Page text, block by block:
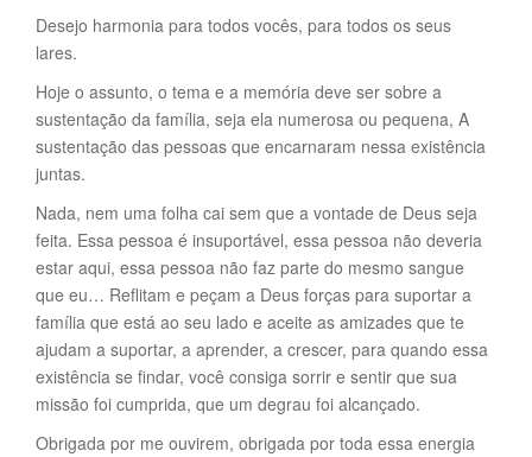
Desejo harmonia para todos vocês, para todos os seus
lares.
Hoje o assunto, o tema e a memória deve ser sobre a
sustentação da família, seja ela numerosa ou pequena, A
sustentação das pessoas que encarnaram nessa existência
juntas.
Nada, nem uma folha cai sem que a vontade de Deus seja
feita. Essa pessoa é insuportável, essa pessoa não deveria
estar aqui, essa pessoa não faz parte do mesmo sangue
que eu… Reflitam e peçam a Deus forças para suportar a
família que está ao seu lado e aceite as amizades que te
ajudam a suportar, a aprender, a crescer, para quando essa
existência se findar, você consiga sorrir e sentir que sua
missão foi cumprida, que um degrau foi alcançado.
Obrigada por me ouvirem, obrigada por toda essa energia